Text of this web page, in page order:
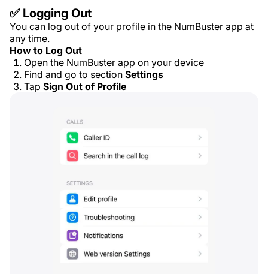
✅ Logging Out
You can log out of your profile in the NumBuster app at
any time.
How to Log Out
Open the NumBuster app on your device
Find and go to section Settings
Tap Sign Out of Profile